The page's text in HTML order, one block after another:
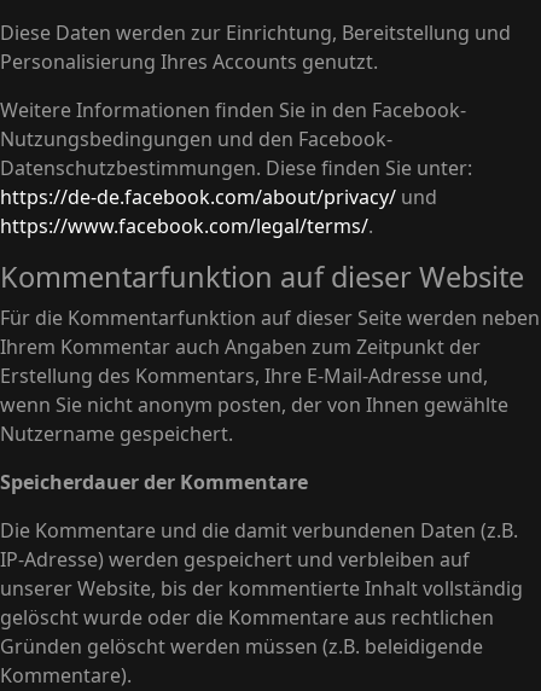
Diese Daten werden zur Einrichtung, Bereitstellung und
Personalisierung Ihres Accounts genutzt.
Weitere Informationen finden Sie in den Facebook-
Nutzungsbedingungen und den Facebook-
Datenschutzbestimmungen. Diese finden Sie unter:
https://de-de.facebook.com/about/privacy/ und
https://www.facebook.com/legal/terms/.
Kommentarfunktion auf dieser Website
Für die Kommentarfunktion auf dieser Seite werden neben
Ihrem Kommentar auch Angaben zum Zeitpunkt der
Erstellung des Kommentars, Ihre E-Mail-Adresse und,
wenn Sie nicht anonym posten, der von Ihnen gewählte
Nutzername gespeichert.
Speicherdauer der Kommentare
Die Kommentare und die damit verbundenen Daten (z.B.
IP-Adresse) werden gespeichert und verbleiben auf
unserer Website, bis der kommentierte Inhalt vollständig
gelöscht wurde oder die Kommentare aus rechtlichen
Gründen gelöscht werden müssen (z.B. beleidigende
Kommentare).